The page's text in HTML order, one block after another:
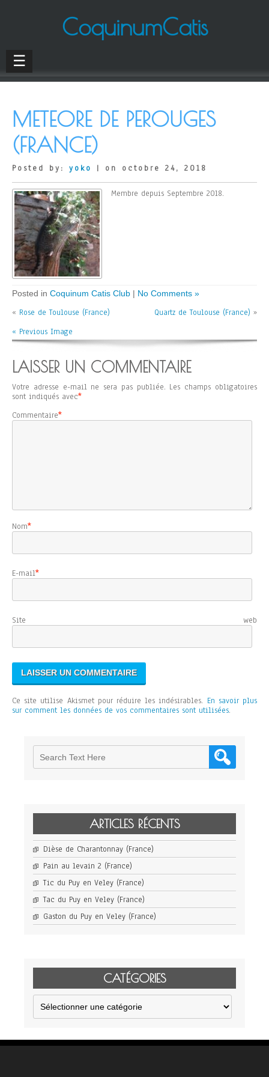
CoquinumCatis
☰
METEORE DE PEROUGES
(FRANCE)
Posted by: yoko | on octobre 24, 2018
Membre depuis Septembre 2018.
Posted in Coquinum Catis Club | No Comments »
« Rose de Toulouse (France) Quartz de Toulouse (France) »
« Previous Image
LAISSER UN COMMENTAIRE
Votre adresse e-mail ne sera pas publiée. Les champs obligatoires
sont indiqués avec*
Commentaire*
Nom*
E-mail*
Site web
Ce site utilise Akismet pour réduire les indésirables. En savoir plus
sur comment les données de vos commentaires sont utilisées.
ARTICLES RÉCENTS
Dièse de Charantonnay (France)
Pain au levain 2 (France)
Tic du Puy en Veley (France)
Tac du Puy en Veley (France)
Gaston du Puy en Veley (France)
CATÉGORIES
Catégories